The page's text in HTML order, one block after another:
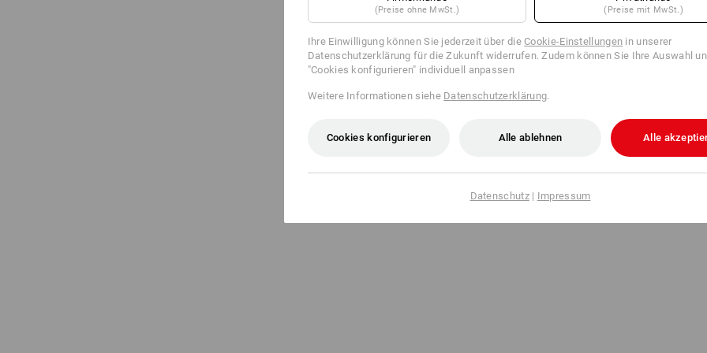
(Preise ohne MwSt.) (Preise mit MwSt.)
Ihre Einwilligung können Sie jederzeit über dieCookie-Einstellungen in unserer
Datenschutzerklärung für die Zukunft widerrufen. Zudem können Sie Ihre Auswahl
"Cookies konfigurieren" individuell anpassen
Weitere Informationen siehe Datenschutzerklärung.
Cookies konfigurieren Alle ablehnen Alle
Datenschutz| Impressum